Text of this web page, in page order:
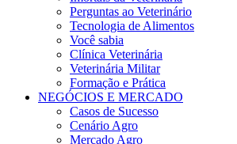
Perguntas ao Veterinário
Tecnologia de Alimentos
Você sabia
Clínica Veterinária
Veterinária Militar
Formação e Prática
NEGÓCIOS E MERCADO
Casos de Sucesso
Cenário Agro
Mercado Agro